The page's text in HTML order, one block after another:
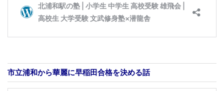
市立浦和から華麗に早稲田合格を決める話